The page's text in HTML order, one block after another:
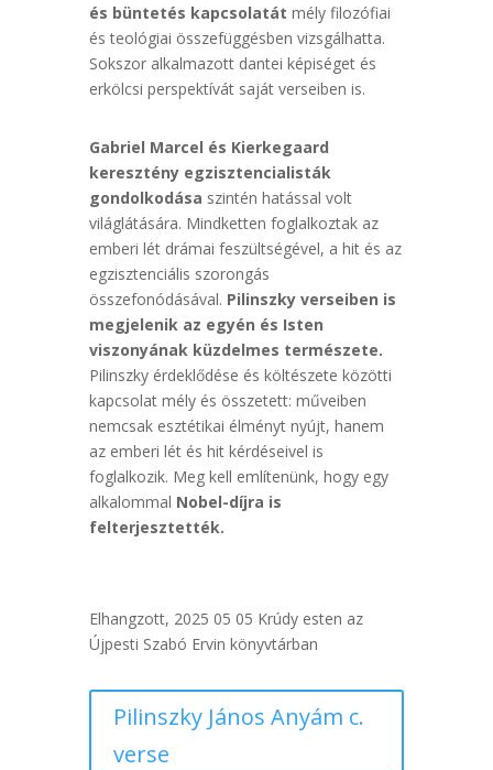
és büntetés kapcsolatát mély filozófiai
és teológiai összefüggésben vizsgálhatta.
Sokszor alkalmazott dantei képiséget és
erkölcsi perspektívát saját verseiben is.
Gabriel Marcel és Kierkegaard
keresztény egzisztencialisták
gondolkodása szintén hatással volt
világlátására. Mindketten foglalkoztak az
emberi lét drámai feszültségével, a hit és az
egzisztenciális szorongás
összefonódásával. Pilinszky verseiben is
megjelenik az egyén és Isten
viszonyának küzdelmes természete.
Pilinszky érdeklődése és költészete közötti
kapcsolat mély és összetett: műveiben
nemcsak esztétikai élményt nyújt, hanem
az emberi lét és hit kérdéseivel is
foglalkozik. Meg kell említenünk, hogy egy
alkalommal Nobel-díjra is
felterjesztették.
Elhangzott, 2025 05 05 Krúdy esten az
Újpesti Szabó Ervin könyvtárban
Pilinszky János Anyám c.
verse